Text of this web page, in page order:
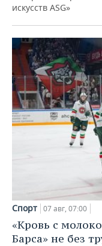
искусств ASG»
Спорт 07 авг, 07:00
«Кровь с
Барса» не без